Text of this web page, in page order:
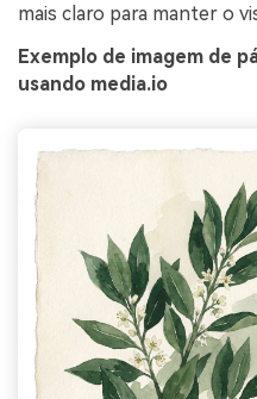
mais claro para manter o
Exemplo de imagem de
usando media.io